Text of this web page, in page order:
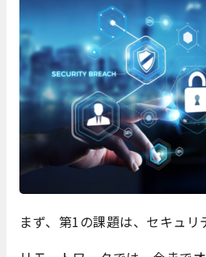
まず、第1の課題は、セキュリ